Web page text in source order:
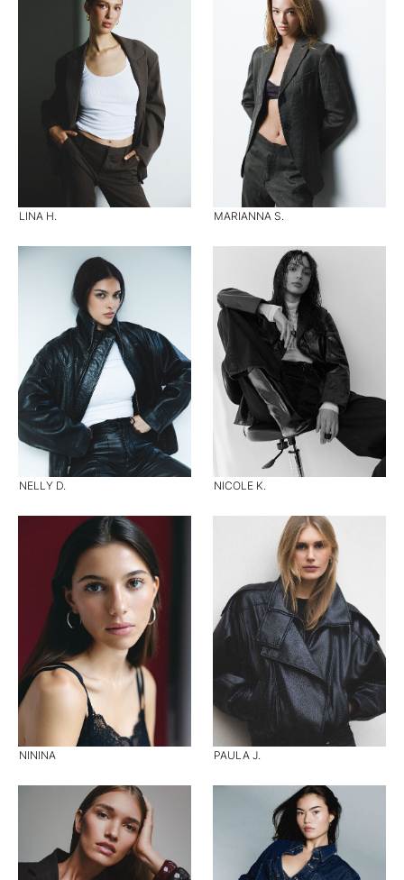
LINA H. MARIANNA S.
NELLY D. NICOLE K.
NININA PAULA J.